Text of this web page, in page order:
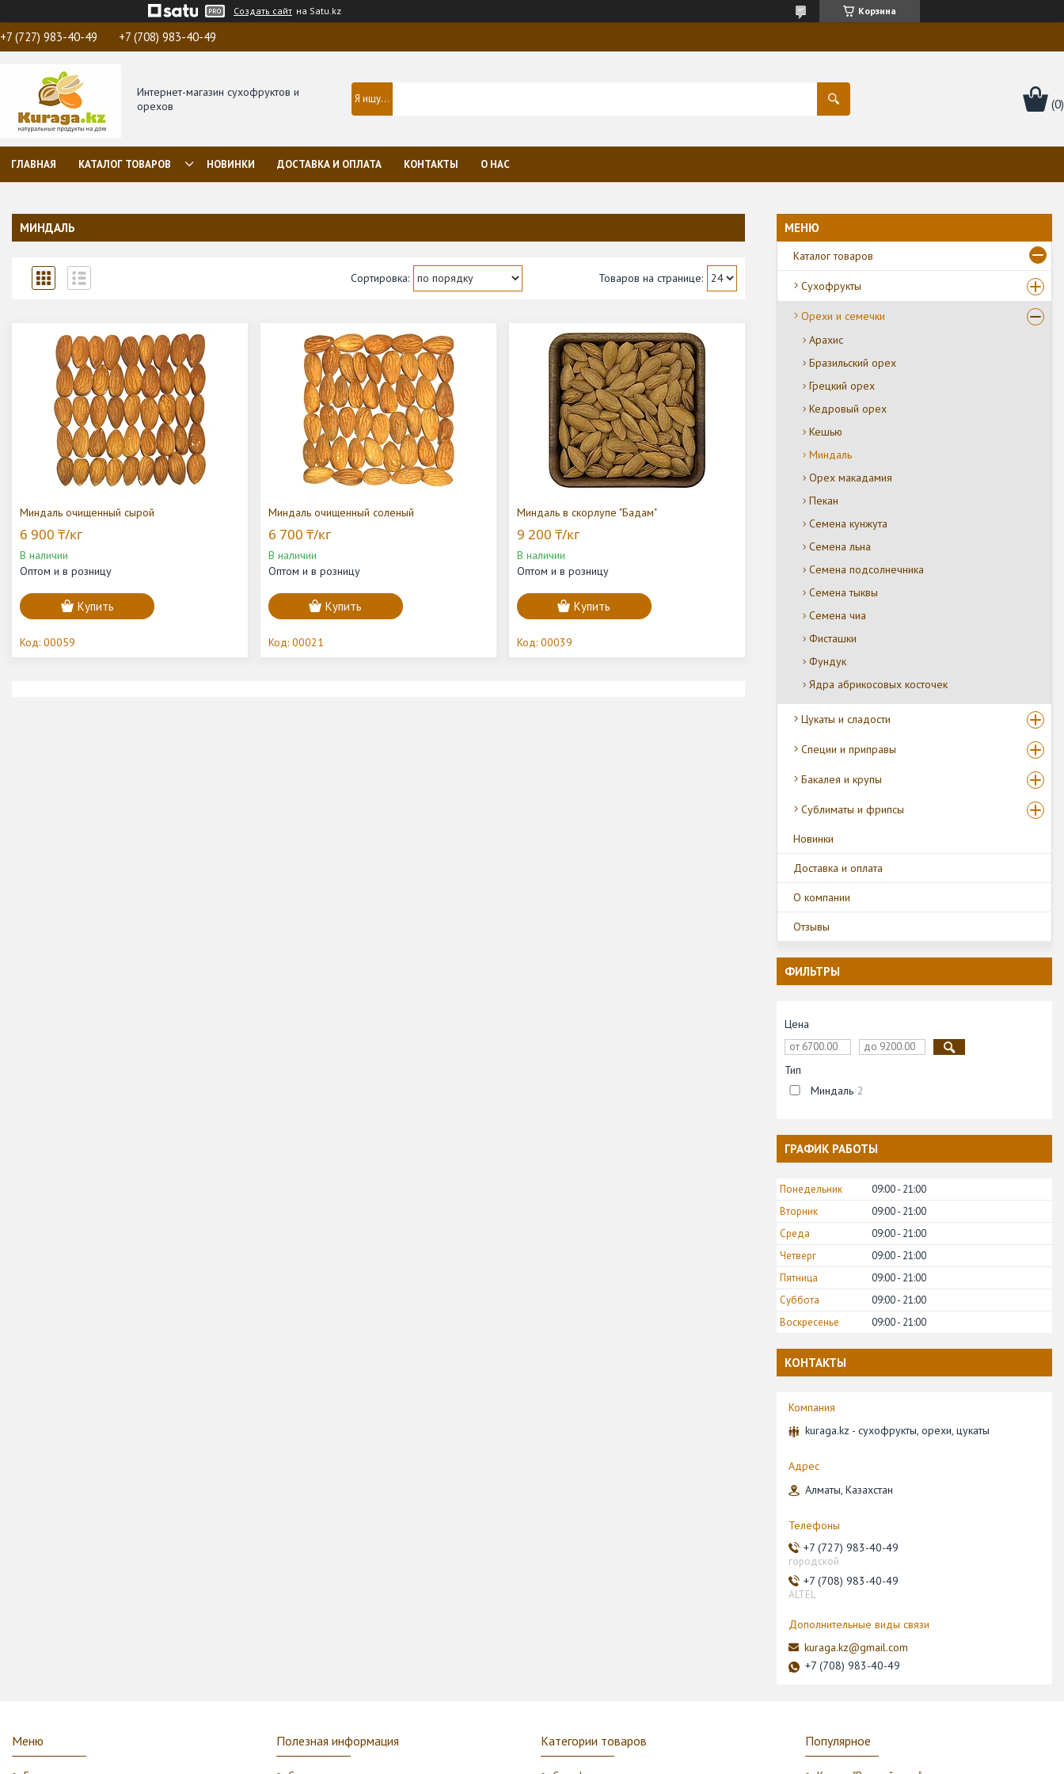
Создать сайт на Satu.kz Корзина
+7 (727) 983-40-49 +7 (708) 983-40-49
Интернет-магазин сухофруктов и
орехов
ГЛАВНАЯ КАТАЛОГ ТОВАРОВ НОВИНКИ ДОСТАВКА И ОПЛАТА КОНТАКТЫ О НАС
МИНДАЛЬ
Миндаль очищенный сырой
6 900 ₸/кг
В наличии
Оптом и в розницу
Купить
00059
Миндаль очищенный соленый
6 700 ₸/кг
В наличии
Оптом и в розницу
Купить
00021
Миндаль в скорлупе "Бадам"
9 200 ₸/кг
В наличии
Оптом и в розницу
Купить
00039
Каталог товаров
Сухофрукты
Орехи и семечки
Арахис
Бразильский орех
Грецкий орех
Кедровый орех
Кешью
Миндаль
Орех макадамия
Пекан
Семена кунжута
Семена льна
Семена подсолнечника
Семена тыквы
Семена чиа
Фисташки
Фундук
Ядра абрикосовых косточек
Цукаты и сладости
Специи и приправы
Бакалея и крупы
Сублиматы и фрипсы
Новинки
Доставка и оплата
О компании
Отзывы
ФИЛЬТРЫ
Цена
Тип
Миндаль 2
ГРАФИК РАБОТЫ
Понедельник 09:00 21:00
Вторник
09:00 21:00
Среда
09:00 21:00
Четверг
09:00 21:00
Пятница
09:00 21:00
Суббота
09:00 21:00
Воскресенье
09:00 21:00
КОНТАКТЫ
kuraga.kz - сухофрукты, орехи, цукаты
Алматы, Казахстан
+7 (727) 983-40-49
городской
+7 (708) 983-40-49
ALTEL
kuraga.kz@gmail.com
+7 (708) 983-40-49
Меню Полезная информация Категории товаров Популярное